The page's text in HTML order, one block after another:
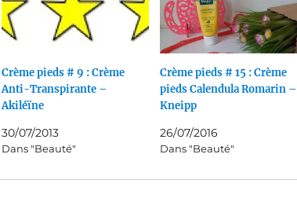
Crème pieds # 9 : Crème
Anti-Transpirante –
Akiléïne
30/07/2013
Dans "Beauté"
Crème pieds # 15 : Crème
pieds Calendula Romarin –
Kneipp
26/07/2016
Dans "Beauté"